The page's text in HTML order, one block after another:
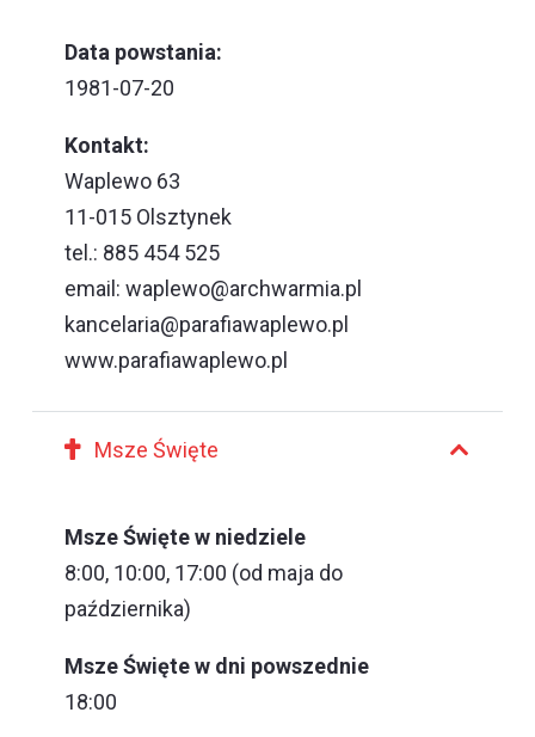
Data powstania:
1981-07-20
Kontakt:
Waplewo 63
11-015 Olsztynek
tel.: 885 454 525
email: waplewo@archwarmia.pl
kancelaria@parafiawaplewo.pl
www.parafiawaplewo.pl
Msze Święte
Msze Święte w niedziele
8:00, 10:00, 17:00 (od maja do
października)
Msze Święte w dni powszednie
18:00